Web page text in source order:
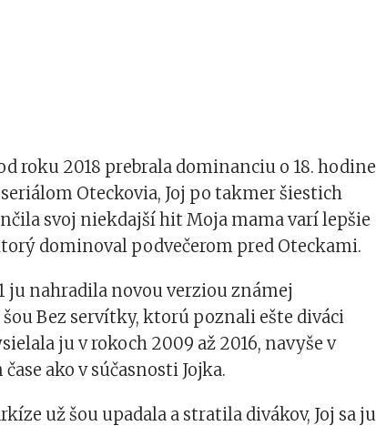
roku 2018 prebrala dominanciu o 18. hodine
Oteckovia, Joj po takmer šiestich
svoj niekdajší hit Moja mama varí lepšie
dominoval podvečerom pred Oteckami.
ju nahradila novou verziou známej
Bez servítky, ktorú poznali ešte diváci
ju v rokoch 2009 až 2016, navyše v
ako v súčasnosti Jojka.
už šou upadala a stratila divákov, Joj sa ju